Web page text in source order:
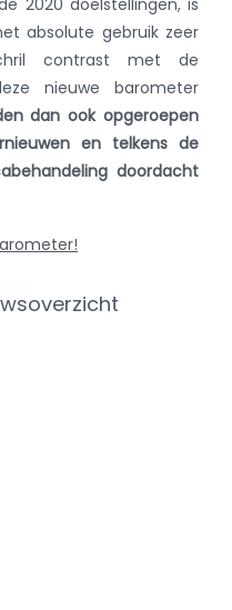
2020 doelstellingen, is
absolute gebruik zeer
contrast met de
nieuwe barometer
dan ook opgeroepen
en telkens de
doordacht